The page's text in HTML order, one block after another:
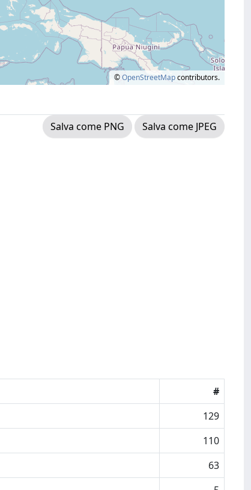
©OpenStreetMapcontributors.
Salva come PNG
Salva come JPEG
#
129
110
63